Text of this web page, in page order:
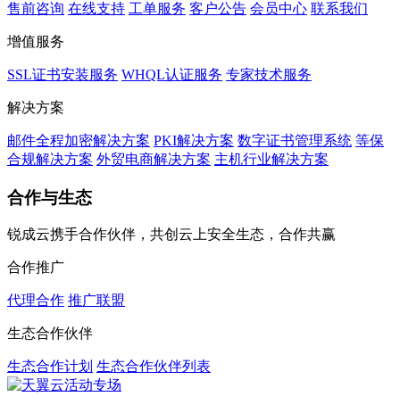
售前咨询 在线支持 工单服务 客户公告 会员中心 联系我们
增值服务
SSL证书安装服务 WHQL认证服务 专家技术服务
解决方案
邮件全程加密解决方案 PKI解决方案 数字证书管理系统 等保
合规解决方案 外贸电商解决方案 主机行业解决方案
合作与生态
锐成云携手合作伙伴，共创云上安全生态，合作共赢
合作推广
代理合作 推广联盟
生态合作伙伴
生态合作计划 生态合作伙伴列表